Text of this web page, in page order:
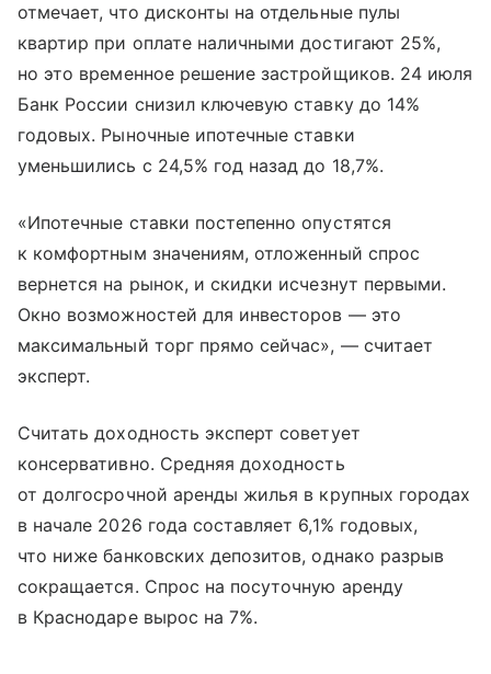
отмечает, что дисконты на отдельные пулы
квартир при оплате наличными достигают 25%,
но это временное решение застройщиков. 24 июля
Банк России снизил ключевую ставку до 14%
годовых. Рыночные ипотечные ставки
уменьшились с 24,5% год назад до 18,7%.
«Ипотечные ставки постепенно опустятся
к комфортным значениям, отложенный спрос
вернется на рынок, и скидки исчезнут первыми.
Окно возможностей для инвесторов — это
максимальный торг прямо сейчас», — считает
эксперт.
Считать доходность эксперт советует
консервативно. Средняя доходность
от долгосрочной аренды жилья в крупных городах
в начале 2026 года составляет 6,1% годовых,
что ниже банковских депозитов, однако разрыв
сокращается. Спрос на посуточную аренду
в Краснодаре вырос на 7%.